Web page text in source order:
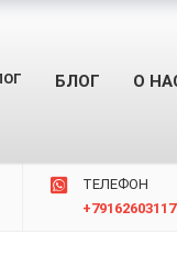
БЛОГ О
TЕЛЕФОН
+79162603117